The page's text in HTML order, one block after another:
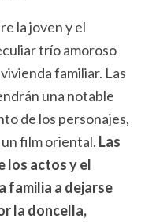
la joven y el
trío amoroso
familiar. Las
una notable
de los personajes,
film oriental. Las
los actos y el
familia a dejarse
la doncella,